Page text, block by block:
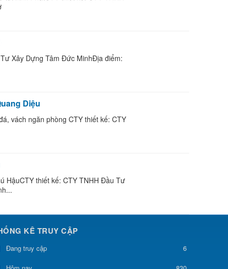
Xây Dựng Tâm Đức MinhĐịa điểm:
Diệu
vách ngăn phòng CTY thiết kế: CTY
HậuCTY thiết kế: CTY TNHH Đầu Tư
KÊ TRUY CẬP
Đang truy cập 6